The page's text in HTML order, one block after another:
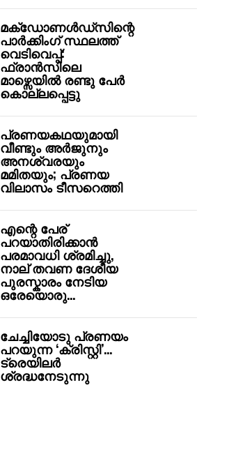
മക്‌ഡോണൾഡ്‌സിന്റെ
പാര്‍ക്കിംഗ് സ്ഥലത്ത്
വെടിവെപ്പ്:
ഫ്രാന്‍സിലെ
മാഴ്സെയില്‍ രണ്ടു പേര്‍
കൊല്ലപ്പെട്ടു
പ്രണയകഥയുമായി
വീണ്ടും അര്‍ജുനും
അനശ്വരയും
മമിതയും; പ്രണയ
വിലാസം ടീസറെത്തി
എന്റെ പേര്
പറയാതിരിക്കാൻ
പരമാവധി ശ്രമിച്ചു,
നാല് തവണ ദേശീയ
പുരസ്കാരം നേടിയ
ഒരേയൊരു...
ചേച്ചിയോടു പ്രണയം
പറയുന്ന ‘ക്രിസ്റ്റി’…
ട്രെയിലർ
ശ്രദ്ധനേടുന്നു